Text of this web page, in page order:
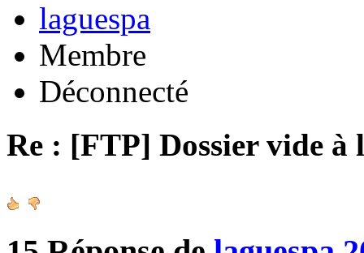
laguespa
Membre
Déconnecté
Re : [FTP] Dossier vide à